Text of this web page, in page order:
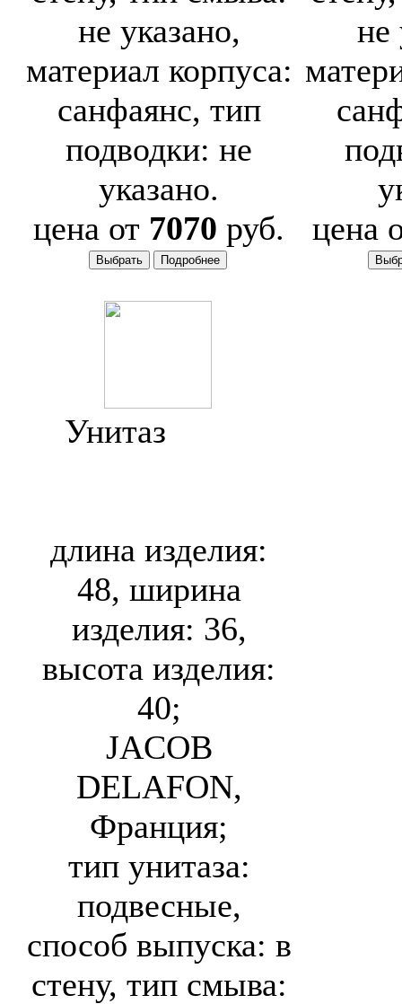
не указано,
материал корпуса:
санфаянс, тип
подводки: не
указано.
цена от 7070 руб.
не
цена
Унитаз
длина изделия:
48, ширина
изделия: 36,
высота изделия:
40;
JACOB
DELAFON,
Франция;
тип унитаза:
подвесные,
способ выпуска: в
стену, тип смыва: